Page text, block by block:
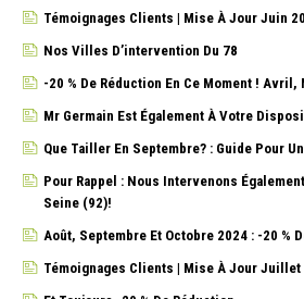
Témoignages Clients | Mise À Jour Juin
Nos Villes D’intervention Du 78
-20 % De Réduction En Ce Moment ! Avril,
Mr Germain Est Également À Votre
Que Tailler En Septembre? : Guide Pour
Pour Rappel : Nous Intervenons
Seine (92)!
Août, Septembre Et Octobre 2024 : -20 %
Témoignages Clients | Mise À Jour Juillet